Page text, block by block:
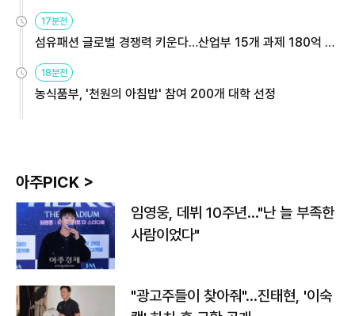
용해야
17분전
섬유패션 글로벌 경쟁력 키운다…산업부 15개 과제 180억 지
원
18분전
농식품부, '천원의 아침밥' 참여 200개 대학 선정
아주PICK >
임영웅, 데뷔 10주년…"난 늘 부족한
사람이었다"
"광고주들이 찾아줘"…진태현, '이숙